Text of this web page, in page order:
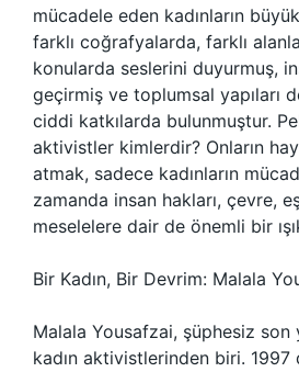
mücadele eden kadınların
farklı coğrafyalarda, farklı
konularda seslerini duyurmuş,
geçirmiş ve toplumsal yapıları
ciddi katkılarda bulunmuştur.
aktivistler kimlerdir? Onların
atmak, sadece kadınların
zamanda insan hakları, çevre,
meselelere dair de önemli bir
Bir Kadın, Bir Devrim: Malala
Malala Yousafzai, şüphesiz son
kadın aktivistlerinden biri. 1997